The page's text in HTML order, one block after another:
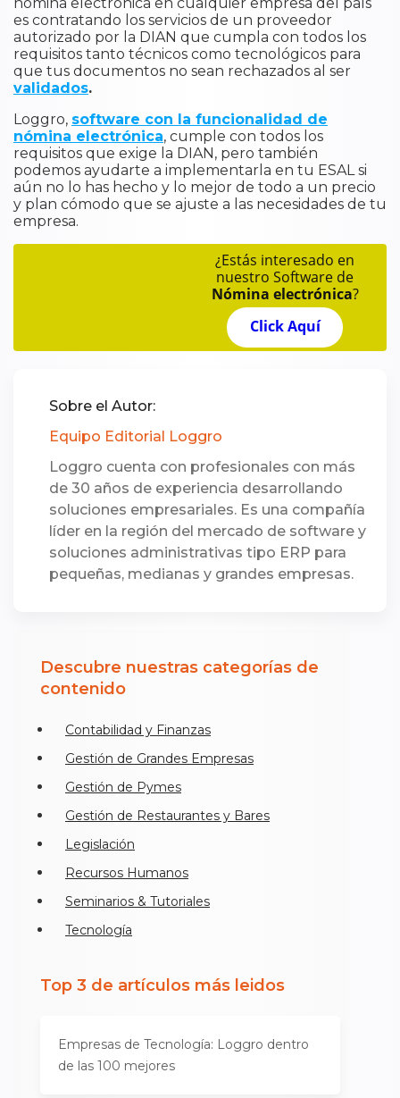
es contratando los servicios de un proveedor
autorizado por la DIAN que cumpla con todos los
requisitos tanto técnicos como tecnológicos para
que tus documentos no sean rechazados al ser
validados.
Loggro, software con la funcionalidad de
nómina electrónica, cumple con todos los
requisitos que exige la DIAN, pero también
podemos ayudarte a implementarla en tu ESAL si
aún no lo has hecho y lo mejor de todo a un precio
y plan cómodo que se ajuste a las necesidades de tu
empresa.
¿Estás interesado en
nuestro Software de
Nómina electrónica?
Click Aquí
Sobre el Autor:
Equipo Editorial Loggro
Loggro cuenta con profesionales con más
de 30 años de experiencia desarrollando
soluciones empresariales. Es una compañía
líder en la región del mercado de software y
soluciones administrativas tipo ERP para
pequeñas, medianas y grandes empresas.
Descubre nuestras categorías de
contenido
Contabilidad y Finanzas
Gestión de Grandes Empresas
Gestión de Pymes
Gestión de Restaurantes y Bares
Legislación
Recursos Humanos
Seminarios & Tutoriales
Tecnología
Top 3 de artículos más leidos
Empresas de Tecnología: Loggro dentro
de las 100 mejores